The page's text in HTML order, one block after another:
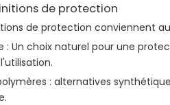
de protection
de protection conviennent
: Un choix naturel pour une
: alternatives